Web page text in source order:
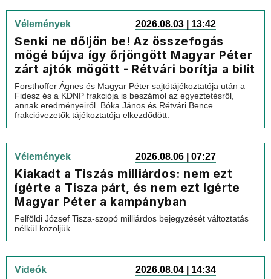
Vélemények 2026.08.03 | 13:42
Senki ne dőljön be! Az összefogás
mögé bújva így őrjöngött Magyar Péter
zárt ajtók mögött - Rétvári borítja a bilit
Forsthoffer Ágnes és Magyar Péter sajtótájékoztatója után a
Fidesz és a KDNP frakciója is beszámol az egyeztetésről,
annak eredményeiről. Bóka János és Rétvári Bence
frakcióvezetők tájékoztatója elkezdődött.
Vélemények 2026.08.06 | 07:27
Kiakadt a Tiszás milliárdos: nem ezt
ígérte a Tisza párt, és nem ezt ígérte
Magyar Péter a kampányban
Felföldi József Tisza-szopó milliárdos bejegyzését változtatás
nélkül közöljük.
Videók 2026.08.04 | 14:34